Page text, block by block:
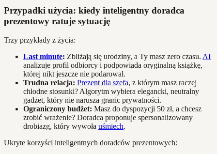
Przypadki użycia: kiedy inteligentny doradca
prezentowy ratuje sytuację
Trzy przykłady z życia:
Last minute: Zbliżają się urodziny, a Ty masz zero czasu. AI
analizuje profil odbiorcy i podpowiada oryginalną książkę,
której nikt jeszcze nie podarował.
Trudna relacja: Prezent dla szefa, z którym masz raczej
chłodne stosunki? Algorytm wybiera elegancki, neutralny
gadżet, który nie narusza granic prywatności.
Ograniczony budżet: Masz do dyspozycji 50 zł, a chcesz
zrobić wrażenie? Doradca proponuje spersonalizowany
drobiazg, który wywoła uśmiech.
Ukryte korzyści inteligentnych doradców prezentowych: